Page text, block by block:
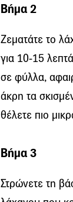
Βήμα 2
Ζεματάτε το
για 10-15
σε φύλλα,
άκρη τα
θέλετε πιο
Βήμα 3
Στρώνετε τη